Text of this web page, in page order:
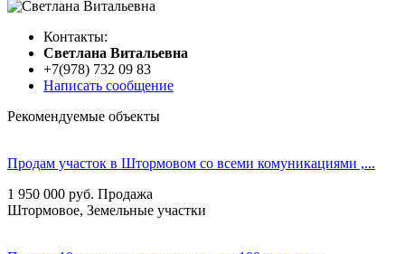
Контакты:
Cветлана Витальевна
+7(978) 732 09 83
Написать сообщение
Рекомендуемые объекты
Продам участок в Штормовом со всеми комуникациями ,...
1 950 000 руб. Продажа
Штормовое, Земельные участки